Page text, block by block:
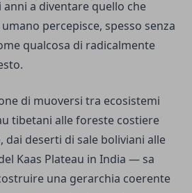
a diventare quello che
percepisce, spesso senza
qualcosa di radicalmente
di muoversi tra ecosistemi
tibetani alle foreste costiere
dai deserti di sale boliviani alle
Kaas Plateau in India — sa
una gerarchia coerente